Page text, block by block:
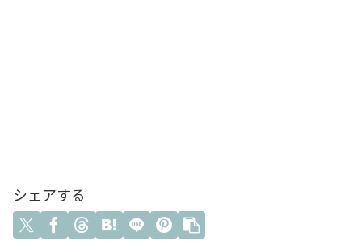
シェアする